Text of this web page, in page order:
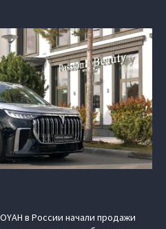
в России начали продажи